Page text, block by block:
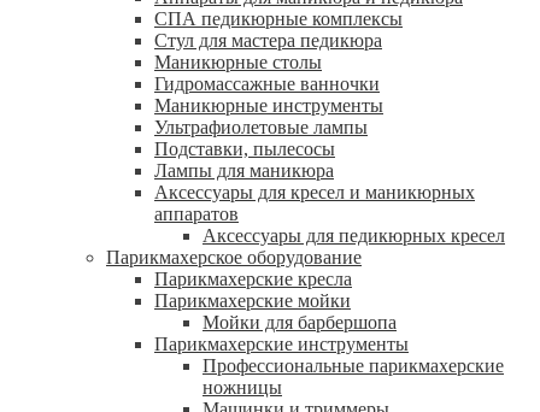
СПА педикюрные комплексы
Стул для мастера педикюра
Маникюрные столы
Гидромассажные ванночки
Маникюрные инструменты
Ультрафиолетовые лампы
Подставки, пылесосы
Лампы для маникюра
Аксессуары для кресел и маникюрных
аппаратов
Аксессуары для педикюрных кресел
Парикмахерское оборудование
Парикмахерские кресла
Парикмахерские мойки
Мойки для барбершопа
Парикмахерские инструменты
Профессиональные парикмахерские
ножницы